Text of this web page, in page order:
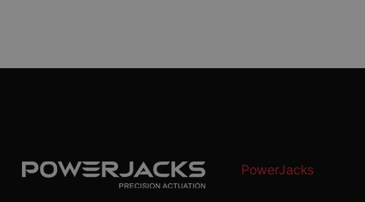
PowerJacks